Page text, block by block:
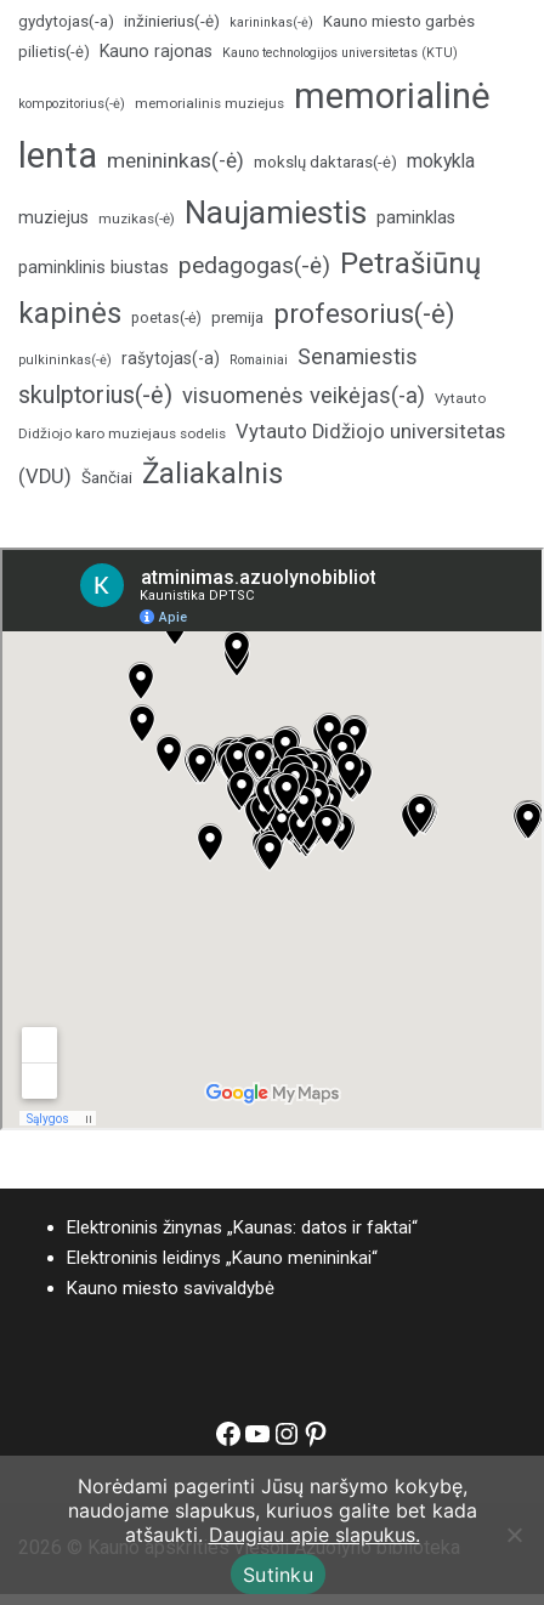
gydytojas(-a) inžinierius(-ė) karininkas(-ė)
Kauno miesto garbės
pilietis(-ė)
Kauno rajonas Kauno technologijos universitetas (KTU)
kompozitorius(-ė) memorialinis muziejus
memorialinė
lenta menininkas(-ė) mokslų daktaras(-ė) mokykla
muziejus muzikas(-ė) Naujamiestis paminklas
paminklinis biustas pedagogas(-ė) Petrašiūnų
kapinės poetas(-ė) premija profesorius(-ė)
pulkininkas(-ė) rašytojas(-a) Romainiai Senamiestis
skulptorius(-ė) visuomenės veikėjas(-a) Vytauto
Didžiojo karo muziejaus sodelis Vytauto Didžiojo universitetas
(VDU) Šančiai Žaliakalnis
Elektroninis žinynas „Kaunas: datos ir faktai“
Elektroninis leidinys „Kauno menininkai“
Kauno miesto savivaldybė
Facebook
YouTube
Instagram
Pinterest
2026 © Kauno apskrities viešoji Ąžuolyno biblioteka
Norėdami pagerinti Jūsų naršymo kokybę,
naudojame slapukus, kuriuos galite bet kada
atšaukti. Daugiau apie slapukus.
Sutinku